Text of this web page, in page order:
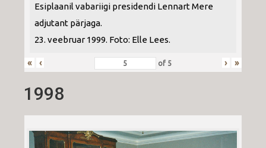
Esiplaanil vabariigi presidendi Lennart Mere
adjutant pärjaga.
23. veebruar 1999. Foto: Elle Lees.
« ‹ of 5 › »
1998